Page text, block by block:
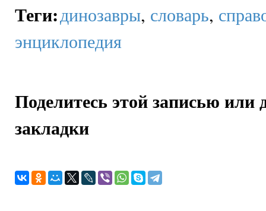
Теги:динозавры, словарь,
энциклопедия
Поделитесь этой записью или
закладки